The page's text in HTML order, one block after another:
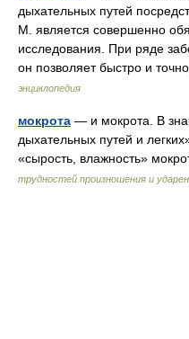
дыхательных путей
М. является совершенно
исследования. При ряде
он позволяет быстро и
энциклопедия
мокрота — и мокрота. В
дыхательных путей и
«сырость, влажность»
трудностей произношения и